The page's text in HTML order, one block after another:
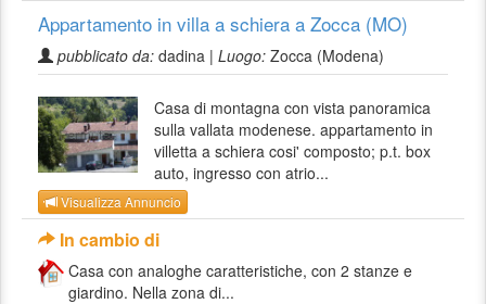
Appartamento in villa a schiera a Zocca (MO)
pubblicato da: dadina | Luogo: Zocca (Modena)
Casa di montagna con vista panoramica
sulla vallata modenese. appartamento in
villetta a schiera cosi' composto; p.t. box
auto, ingresso con atrio...
Visualizza Annuncio
In cambio di
Casa con analoghe caratteristiche, con 2 stanze e
giardino. Nella zona di...